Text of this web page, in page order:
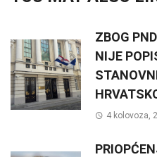
ZBOG
NIJE
4 kolovoza,